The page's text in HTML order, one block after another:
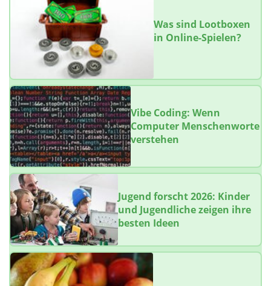
Was sind Lootboxen
in Online-Spielen?
Vibe Coding: Wenn
Computer Menschenworte
verstehen
Jugend forscht 2026: Kinder
und Jugendliche zeigen ihre
besten Ideen